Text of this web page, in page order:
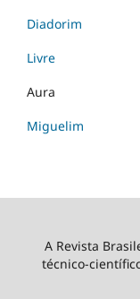
Diadorim
Livre
Aura
Miguelim
A Revista
técnico-